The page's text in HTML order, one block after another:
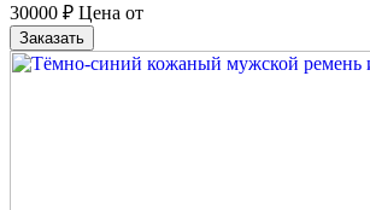
30000 ₽ Цена от
Заказать